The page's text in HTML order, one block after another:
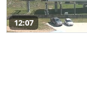
12:07